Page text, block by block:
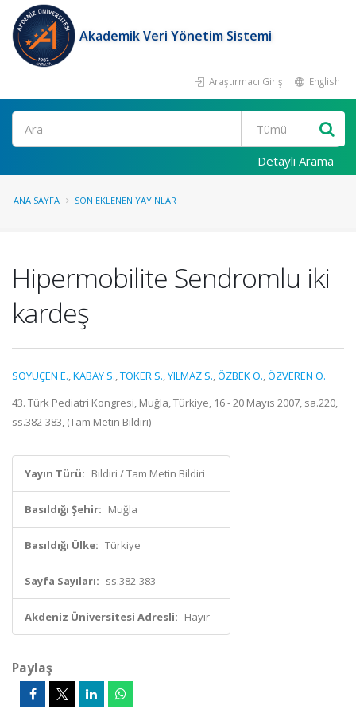
Akademik Veri Yönetim Sistemi
Araştırmacı Girişi English
Ara
Detaylı Arama
ANA SAYFA SON EKLENEN YAYINLAR
Hipermobilite Sendromlu iki
kardeş
SOYUÇEN E.,KABAY S.,TOKER S.,YILMAZ S.,ÖZBEK O.,ÖZVEREN O.
43. Türk Pediatri Kongresi, Muğla, Türkiye, 16 - 20 Mayıs 2007, sa.220,
ss.382-383, (Tam Metin Bildiri)
Yayın Türü: Bildiri / Tam Metin Bildiri
Basıldığı Şehir: Muğla
Basıldığı Ülke: Türkiye
Sayfa Sayıları: ss.382-383
Akdeniz Üniversitesi Adresli: Hayır
Paylaş